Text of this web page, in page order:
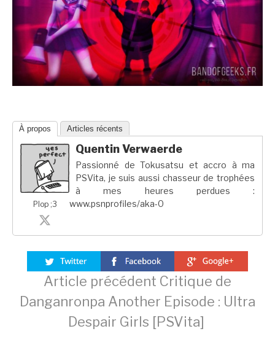
À propos Articles récents
Plop ;3
Quentin Verwaerde
Passionné de Tokusatsu et accro à ma
PSVita, je suis aussi chasseur de trophées
à mes heures perdues :
www.psnprofiles/aka-0
LireArticle précédent Critique de
Danganronpa Another Episode : Ultra
Despair Girls [PSVita]